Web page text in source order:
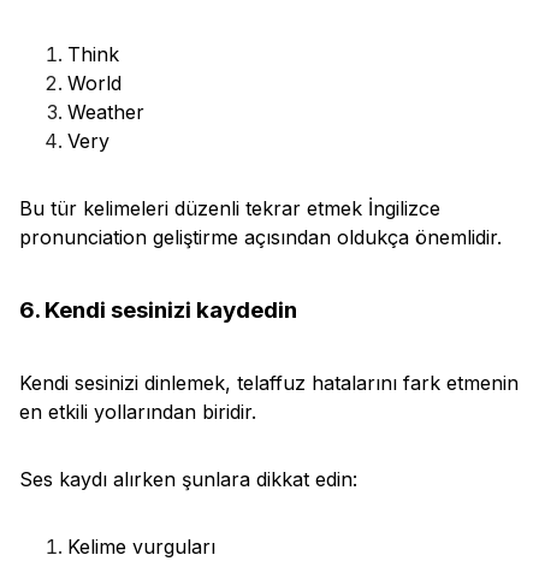
Think
World
Weather
Very
Bu tür kelimeleri düzenli tekrar etmek İngilizce
pronunciation geliştirme açısından oldukça önemlidir.
6. Kendi sesinizi kaydedin
Kendi sesinizi dinlemek, telaffuz hatalarını fark etmenin
en etkili yollarından biridir.
Ses kaydı alırken şunlara dikkat edin:
Kelime vurguları